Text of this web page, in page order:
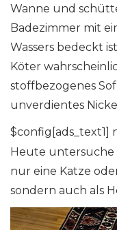
Wanne und
Badezimmer mit
Wassers bedeckt
Köter
stoffbezogenes
unverdientes
$config[ads_text1]
Heute untersuche
nur eine Katze
sondern auch als